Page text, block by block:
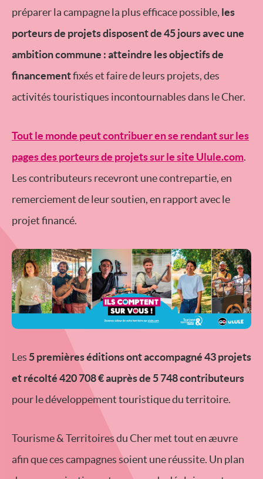
préparer la campagne la plus efficace possible, les
porteurs de projets disposent de 45 jours avec une
ambition commune : atteindre les objectifs de
financementfixés et faire de leurs projets, des
activités touristiques incontournables dans le Cher.
Tout le monde peut contribuer en se rendant sur les
pages des porteurs de projets sur le site Ulule.com.
Les contributeurs recevront une contrepartie, en
remerciement de leur soutien, en rapport avec le
projet financé.
Les 5 premières éditions ont accompagné 43 projets
et récolté 420 708 € auprès de 5 748 contributeurs
pour le développement touristique du territoire.
Tourisme & Territoires du Cher met tout en æuvre
afin que ces campagnes soient une réussite. Un plan